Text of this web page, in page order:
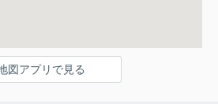
図アプリで見る